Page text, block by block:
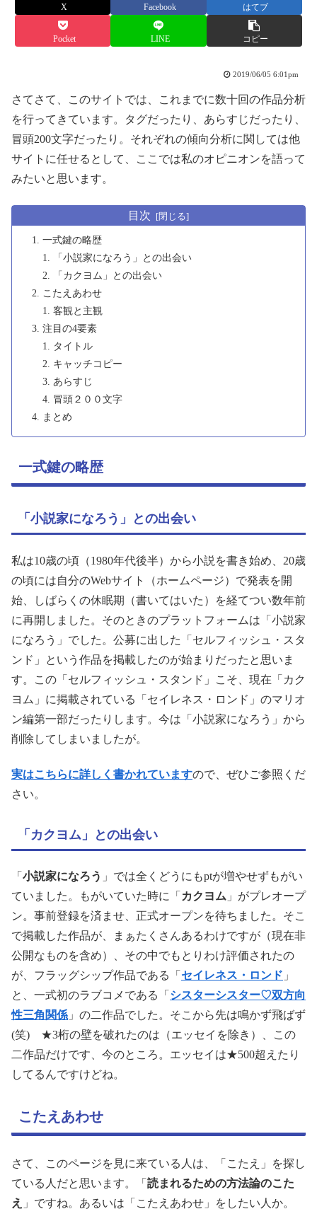
X Facebook はてブ
Pocket LINE コピー
2019/06/05 6:01pm
さてさて、このサイトでは、これまでに数十回の作品分析
を行ってきています。タグだったり、あらすじだったり、
冒頭200文字だったり。それぞれの傾向分析に関しては他
サイトに任せるとして、ここでは私のオピニオンを語って
みたいと思います。
目次
一式鍵の略歴
「小説家になろう」との出会い
「カクヨム」との出会い
こたえあわせ
客観と主観
注目の4要素
タイトル
キャッチコピー
あらすじ
冒頭２００文字
まとめ
一式鍵の略歴
「小説家になろう」との出会い
私は10歳の頃（1980年代後半）から小説を書き始め、20歳
の頃には自分のWebサイト（ホームページ）で発表を開
始、しばらくの休眠期（書いてはいた）を経てつい数年前
に再開しました。そのときのプラットフォームは「小説家
になろう」でした。公募に出した「セルフィッシュ・スタ
ンド」という作品を掲載したのが始まりだったと思いま
す。この「セルフィッシュ・スタンド」こそ、現在「カク
ヨム」に掲載されている「セイレネス・ロンド」のマリオ
ン編第一部だったりします。今は「小説家になろう」から
削除してしまいましたが。
実はこちらに詳しく書かれていますので、ぜひご参照くだ
さい。
「カクヨム」との出会い
「 小説家になろう 」では全くどうにもptが増やせずもがい
ていました。もがいていた時に「 カクヨム 」がプレオープ
ン。事前登録を済ませ、正式オープンを待ちました。そこ
で掲載した作品が、まぁたくさんあるわけですが（現在非
公開なものを含め）、その中でもとりわけ評価されたの
が、フラッグシップ作品である「 セイレネス・ロンド 」
と、一式初のラブコメである「 シスターシスター♡双方向
性三角関係 」の二作品でした。そこから先は鳴かず飛ばず
(笑) ★3桁の壁を破れたのは（エッセイを除き）、この
二作品だけです、今のところ。エッセイは★500超えたり
してるんですけどね。
こたえあわせ
さて、このページを見に来ている人は、「こたえ」を探し
ている人だと思います。「 読まれるための方法論のこた
え 」ですね。あるいは「こたえあわせ」をしたい人か。